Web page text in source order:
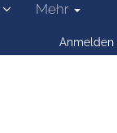
Mehr
Anmelden